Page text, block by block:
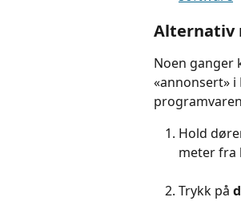
Alternativ
Noen ganger
«annonsert»
Hold
meter fra
Trykk på